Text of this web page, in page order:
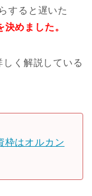
すると遅いた
めました。
く解説している
枠はオルカン